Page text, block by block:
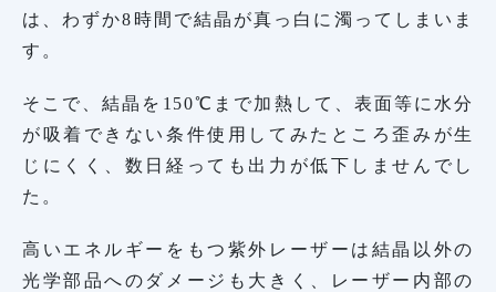
は、わずか8時間で結晶が真っ白に濁ってしまいま
す。
そこで、結晶を150℃まで加熱して、表面等に水分
が吸着できない条件使用してみたところ歪みが生
じにくく、数日経っても出力が低下しませんでし
た。
高いエネルギーをもつ紫外レーザーは結晶以外の
光学部品へのダメージも大きく、レーザー内部の